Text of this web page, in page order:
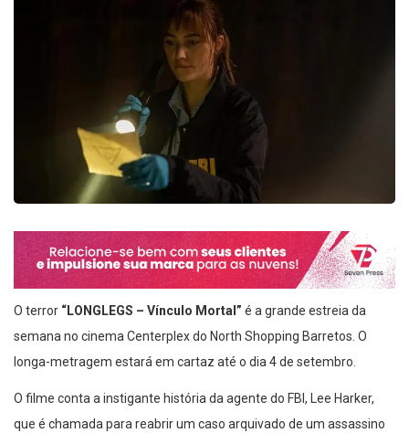
O terror “LONGLEGS – Vínculo Mortal” é a grande estreia da
semana no cinema Centerplex do North Shopping Barretos. O
longa-metragem estará em cartaz até o dia 4 de setembro.
O filme conta a instigante história da agente do FBI, Lee Harker,
que é chamada para reabrir um caso arquivado de um assassino